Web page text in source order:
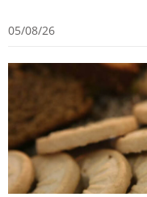
05/08/26